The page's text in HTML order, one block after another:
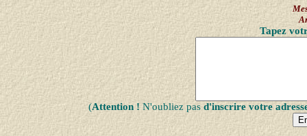
Tapez
(Attention !N'oubliez pas d'inscrire votre